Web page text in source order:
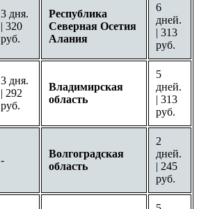
3 дня.
| 320
руб.
Республика
Северная Осетия
Алания
6
дней.
| 313
руб.
3 дня.
| 292
руб.
Владимирская
область
5
дней.
| 313
руб.
-
Волгоградская
область
2
дней.
| 245
руб.